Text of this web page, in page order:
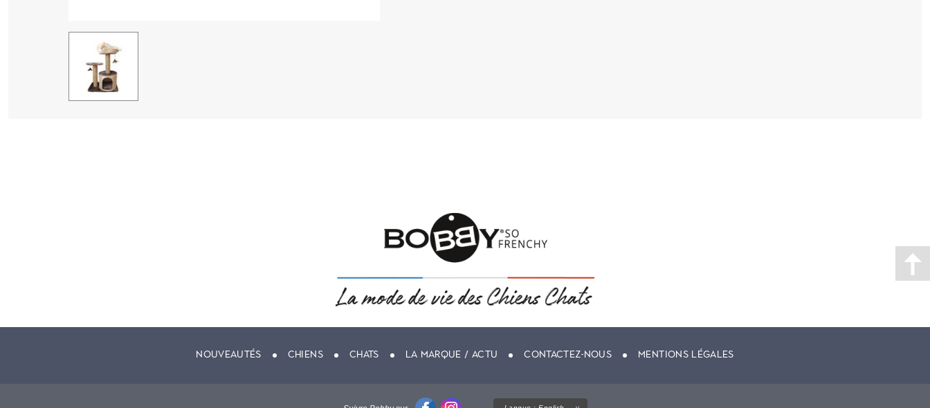
NOUVEAUTÉS CHIENS CHATS LA MARQUE / ACTU CONTACTEZ-NOUS MENTIONS LÉGALES